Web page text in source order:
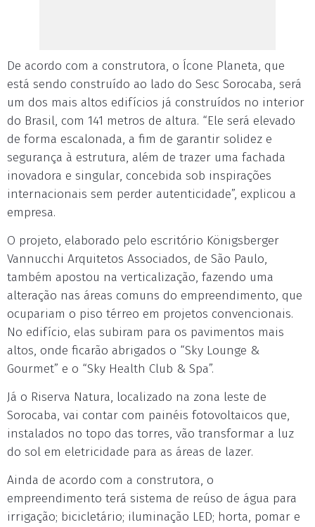
De acordo com a construtora, o Ícone Planeta, que
está sendo construído ao lado do Sesc Sorocaba, será
um dos mais altos edifícios já construídos no interior
do Brasil, com 141 metros de altura. “Ele será elevado
de forma escalonada, a fim de garantir solidez e
segurança à estrutura, além de trazer uma fachada
inovadora e singular, concebida sob inspirações
internacionais sem perder autenticidade”, explicou a
empresa.
O projeto, elaborado pelo escritório Königsberger
Vannucchi Arquitetos Associados, de São Paulo,
também apostou na verticalização, fazendo uma
alteração nas áreas comuns do empreendimento, que
ocupariam o piso térreo em projetos convencionais.
No edifício, elas subiram para os pavimentos mais
altos, onde ficarão abrigados o “Sky Lounge &
Gourmet” e o “Sky Health Club & Spa”.
Já o Riserva Natura, localizado na zona leste de
Sorocaba, vai contar com painéis fotovoltaicos que,
instalados no topo das torres, vão transformar a luz
do sol em eletricidade para as áreas de lazer.
Ainda de acordo com a construtora, o
empreendimento terá sistema de reúso de água para
irrigação; bicicletário; iluminação LED; horta, pomar e